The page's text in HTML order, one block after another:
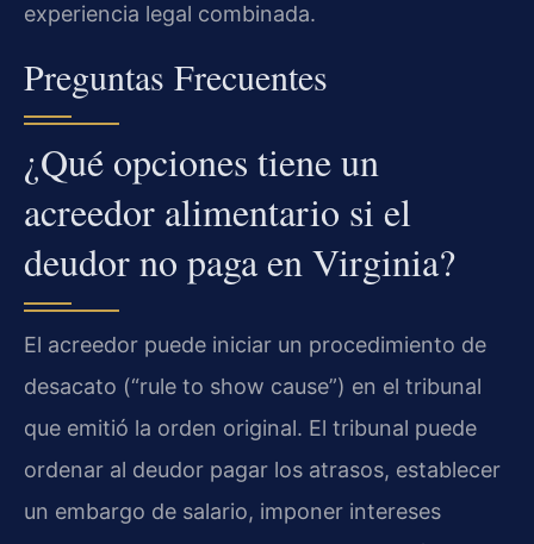
experiencia legal combinada.
Preguntas Frecuentes
¿Qué opciones tiene un
acreedor alimentario si el
deudor no paga en Virginia?
El acreedor puede iniciar un procedimiento de
desacato (“rule to show cause”) en el tribunal
que emitió la orden original. El tribunal puede
ordenar al deudor pagar los atrasos, establecer
un embargo de salario, imponer intereses